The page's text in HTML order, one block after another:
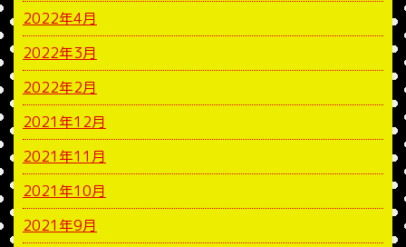
2022年4月
2022年3月
2022年2月
2021年12月
2021年11月
2021年10月
2021年9月